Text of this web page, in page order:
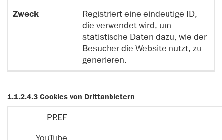
Registriert eine eindeutige ID,
die verwendet wird, um
statistische Daten dazu, wie der
Besucher die Website nutzt, zu
generieren.
1.1.2.4.3 Cookies von Drittanbietern
S
PREF
YouTube